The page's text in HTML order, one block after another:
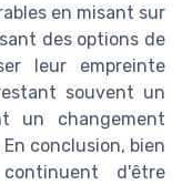
en misant sur
des options de
leur empreinte
souvent un
un changement
conclusion, bien
d'être